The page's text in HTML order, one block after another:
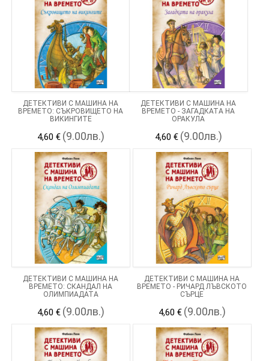
ДЕТЕКТИВИ С МАШИНА НА
ВРЕМЕТО: СЪКРОВИЩЕТО НА
ВИКИНГИТЕ
4,60 € (9.00лв.)
ДЕТЕКТИВИ С МАШИНА НА
ВРЕМЕТО - ЗАГАДКАТА НА
ОРАКУЛА
4,60 € (9.00лв.)
ДЕТЕКТИВИ С МАШИНА НА
ВРЕМЕТО: СКАНДАЛ НА
ОЛИМПИАДАТА
4,60 € (9.00лв.)
ДЕТЕКТИВИ С МАШИНА НА
ВРЕМЕТО - РИЧАРД ЛЪВСКОТО
СЪРЦЕ
4,60 € (9.00лв.)